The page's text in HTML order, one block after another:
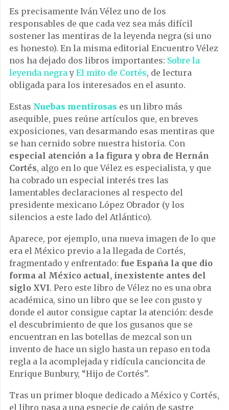
Es precisamente Iván Vélez uno de los
responsables de que cada vez sea más difícil
sostener las mentiras de la leyenda negra (si uno
es honesto). En la misma editorial Encuentro Vélez
nos ha dejado dos libros importantes: Sobre la
leyenda negra y El mito de Cortés, de lectura
obligada para los interesados en el asunto.
Estas Nuebas mentirosas es un libro más
asequible, pues reúne artículos que, en breves
exposiciones, van desarmando esas mentiras que
se han cernido sobre nuestra historia. Con
especial atención a la figura y obra de Hernán
Cortés, algo en lo que Vélez es especialista, y que
ha cobrado un especial interés tres las
lamentables declaraciones al respecto del
presidente mexicano López Obrador (y los
silencios a este lado del Atlántico).
Aparece, por ejemplo, una nueva imagen de lo que
era el México previo a la llegada de Cortés,
fragmentado y enfrentado: fue España la que dio
forma al México actual, inexistente antes del
siglo XVI. Pero este libro de Vélez no es una obra
académica, sino un libro que se lee con gusto y
donde el autor consigue captar la atención: desde
el descubrimiento de que los gusanos que se
encuentran en las botellas de mezcal son un
invento de hace un siglo hasta un repaso en toda
regla a la acomplejada y ridícula cancioncita de
Enrique Bunbury, “Hijo de Cortés”.
Tras un primer bloque dedicado a México y Cortés,
el libro pasa a una especie de cajón de sastre